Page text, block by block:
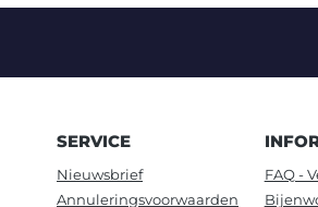
SERVICE
Nieuwsbrief
Annuleringsvoorwaarden
FAQ -